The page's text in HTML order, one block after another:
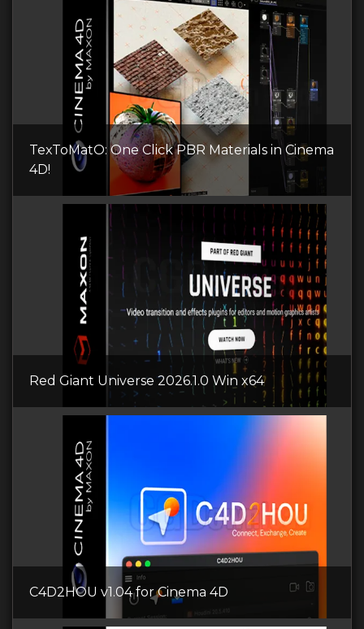
TexToMatO: One Click PBR Materials in Cinema
4D!
Red Giant Universe 2026.1.0 Win x64
C4D2HOU v1.04 for Cinema 4D